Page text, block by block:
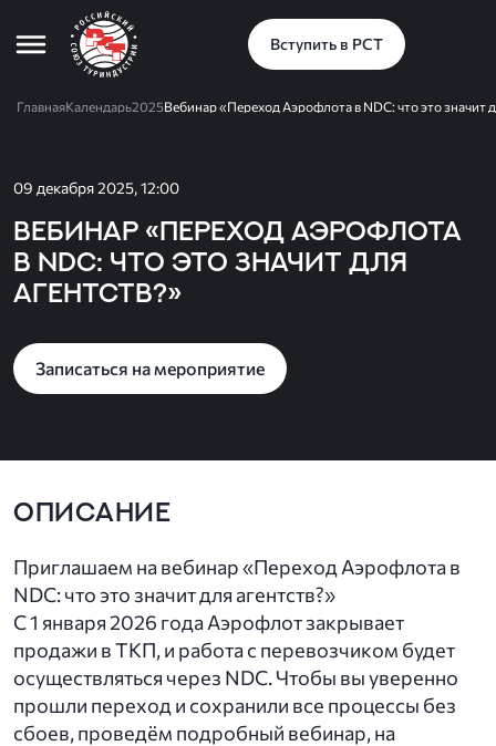
Вступить в РСТ
ГлавнаяКалендарь2025Вебинар «Переход Аэрофлота в NDC: что это значит
09 декабря 2025, 12:00
Вебинар «Переход Аэрофлота
в NDC: что это значит для
агентств?»
Записаться на мероприятие
ОПИСАНИЕ
Приглашаем на вебинар «Переход Аэрофлота в
NDC: что это значит для агентств?»
С 1 января 2026 года Аэрофлот закрывает
продажи в ТКП, и работа с перевозчиком будет
осуществляться через NDC. Чтобы вы уверенно
прошли переход и сохранили все процессы без
сбоев, проведём подробный вебинар, на